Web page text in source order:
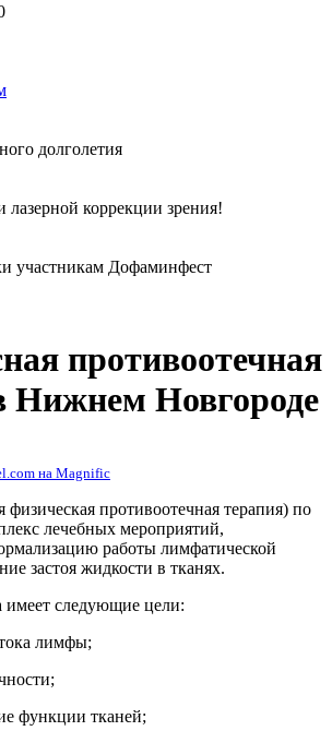
долголетия
коррекции зрения!
участникам Дофаминфест
противоотечная
Нижнем Новгороде
на Magnific
противоотечная терапия) по
лечебных мероприятий,
работы лимфатической
застоя жидкости в тканях.
следующие цели:
лимфы;
функции тканей;